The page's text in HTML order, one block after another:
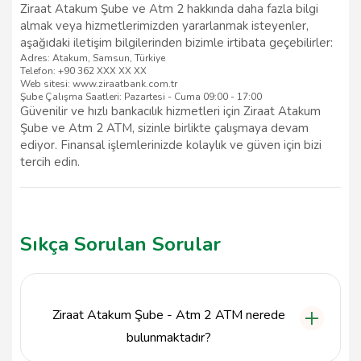
Ziraat Atakum Şube ve Atm 2 hakkında daha fazla bilgi
almak veya hizmetlerimizden yararlanmak isteyenler,
aşağıdaki iletişim bilgilerinden bizimle irtibata geçebilirler:
Adres: Atakum, Samsun, Türkiye
Telefon: +90 362 XXX XX XX
Web sitesi: www.ziraatbank.com.tr
Şube Çalışma Saatleri: Pazartesi - Cuma 09:00 - 17:00
Güvenilir ve hızlı bankacılık hizmetleri için Ziraat Atakum
Şube ve Atm 2 ATM, sizinle birlikte çalışmaya devam
ediyor. Finansal işlemlerinizde kolaylık ve güven için bizi
tercih edin.
Sıkça Sorulan Sorular
Ziraat Atakum Şube - Atm 2 ATM nerede
bulunmaktadır?